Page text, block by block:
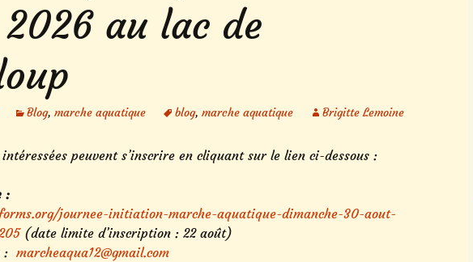
au lac de
Blog, marche aquatique blog, marche aquatique Brigitte Lemoine
intéressées peuvent s’inscrire en cliquant sur le lien ci-dessous :
:
journee-initiation-marche-aquatique-dimanche-30-aout-
(date limite d’inscription : 22 août)
: marcheaqua12@gmail.com